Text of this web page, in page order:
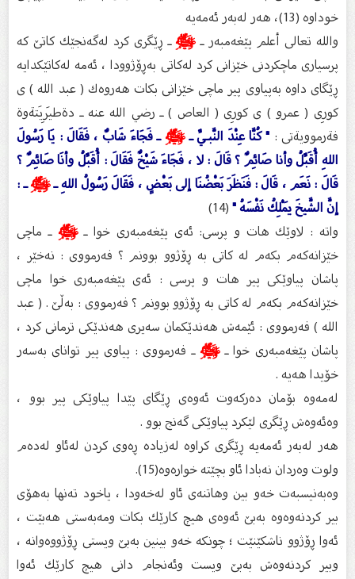
خوداوه‌ (13)، هه‌ر له‌به‌ر ئه‌مه‌یه‌
والله تعالی أعلم پێغه‌مبه‌ر ـﷺـ ڕێگری كرد له‌گه‌نجێك كاتێ كه‌
پرسیاری ماچكردنى خێزانى كرد له‌كاتی به‌ڕۆژوودا ، ئه‌مه‌ له‌كاتێكدایه‌
ڕێگای داوه‌ به‌پیاوی پیر ماچی خێزانی بكات هه‌روه‌ك ( عبد الله ) ى
كورِى ( عمرو ) ى كورِى ( العاص ) ـ رضي الله عنه ـ دةطيَرِيَتةوة
فةرموويةتى :" كُنَّا عِنْدَ النَّبـيِّ ـﷺـ فَجَاءَ شَابٌ ، فَقَالَ : يَا رَسُولَ
اللهِ أُقَبِّلُ وأنا صَائِمٌ ؟ قَالَ : لا ، فَجَاءَ شَيْخٌ فَقَالَ : أُقَبِّلُ وأنَا صَائِمٌ ؟
قَالَ : نَعَم ، قَالَ : فَنَظَرَ بَعْضُنَا إلى بَعْضٍ ، فَقَالَ رَسُولُ اللهِ ـﷺـ :
إنَّ الشَّيخَ يَمْلِكُ نَفْسَهُ "(14)
واته‌ : لاوێك هات و پرسی: ئه‌ى پێغه‌مبه‌رى خوا ـ ﷺـ ماچی
خێزانه‌كه‌م بكه‌م له‌ كاتى به‌ ڕۆژوو بوونم ؟ فه‌رمووى : نه‌خێر ،
پاشان پیاوێكى پیر هات و پرسی : ئه‌ى پێغه‌مبه‌رى خوا ماچی
خێزانه‌كه‌م بكه‌م له‌ كاتى به‌ ڕۆژوو بوونم ؟ فه‌رمووى : به‌ڵێ . ( عبد
الله ) فه‌رمووى : ئێمه‌ش هه‌ندێكمان سه‌یرى هه‌ندێكى ترمانى كرد ،
پاشان پێغه‌مبه‌رى خوا ـﷺـ فه‌رمووى : پیاوى پیر تواناى به‌سه‌ر
خۆیدا هه‌یه‌ .
له‌مه‌وه‌ بۆمان ده‌ركه‌وت ئه‌وه‌ی ڕێگای پێدا پیاوێكی پیر بوو ،
وه‌ئه‌وه‌ش ڕێگری لێكرد پیاوێكی گه‌نج بوو .
هه‌ر له‌به‌ر ئه‌مه‌یه‌ ڕێگری كراوه‌ له‌زیاده‌ ڕه‌وی كردن له‌ئاو له‌ده‌م
ولوت وه‌ردان نه‌بادا ئاو بچێته‌ خواره‌وه‌(15).
وه‌به‌نیسبه‌ت خه‌و بین وهاتنه‌ی ئاو له‌خه‌ودا ، یاخود ته‌نها به‌هۆی
بیر كردنه‌وه‌وه‌ به‌بێ ئه‌وه‌ی هیچ كارێك بكات ومه‌به‌ستی هه‌بێت ،
ئه‌وا ڕۆژوو ناشكێنێت ؛ چونكه‌ خه‌و بینین به‌بێ ویستی ڕۆژووه‌وانه‌ ،
وبیر كردنه‌وه‌ش به‌بێ ویست وئه‌نجام دانی هیچ كارێك ئه‌وا